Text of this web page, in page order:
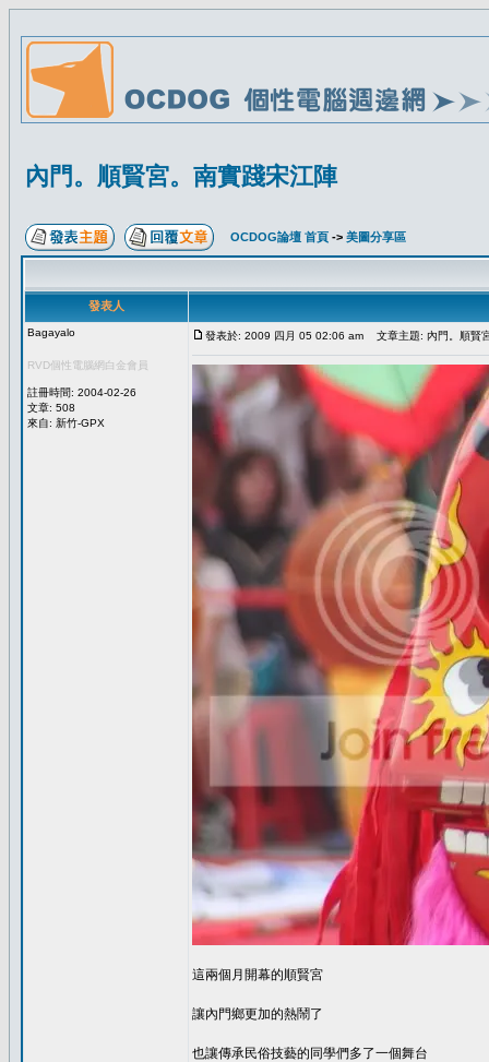
內門。順賢宮。南實踐宋江陣
OCDOG論壇 首頁 -> 美圖分享區
發表人
Bagayalo
RVD個性電腦網白金會員
註冊時間: 2004-02-26
文章: 508
來自: 新竹-GPX
發表於: 2009 四月 05 02:06 am 文章主題: 內門。順賢
這兩個月開幕的順賢宮
讓內門鄉更加的熱鬧了
也讓傳承民俗技藝的同學們多了一個舞台